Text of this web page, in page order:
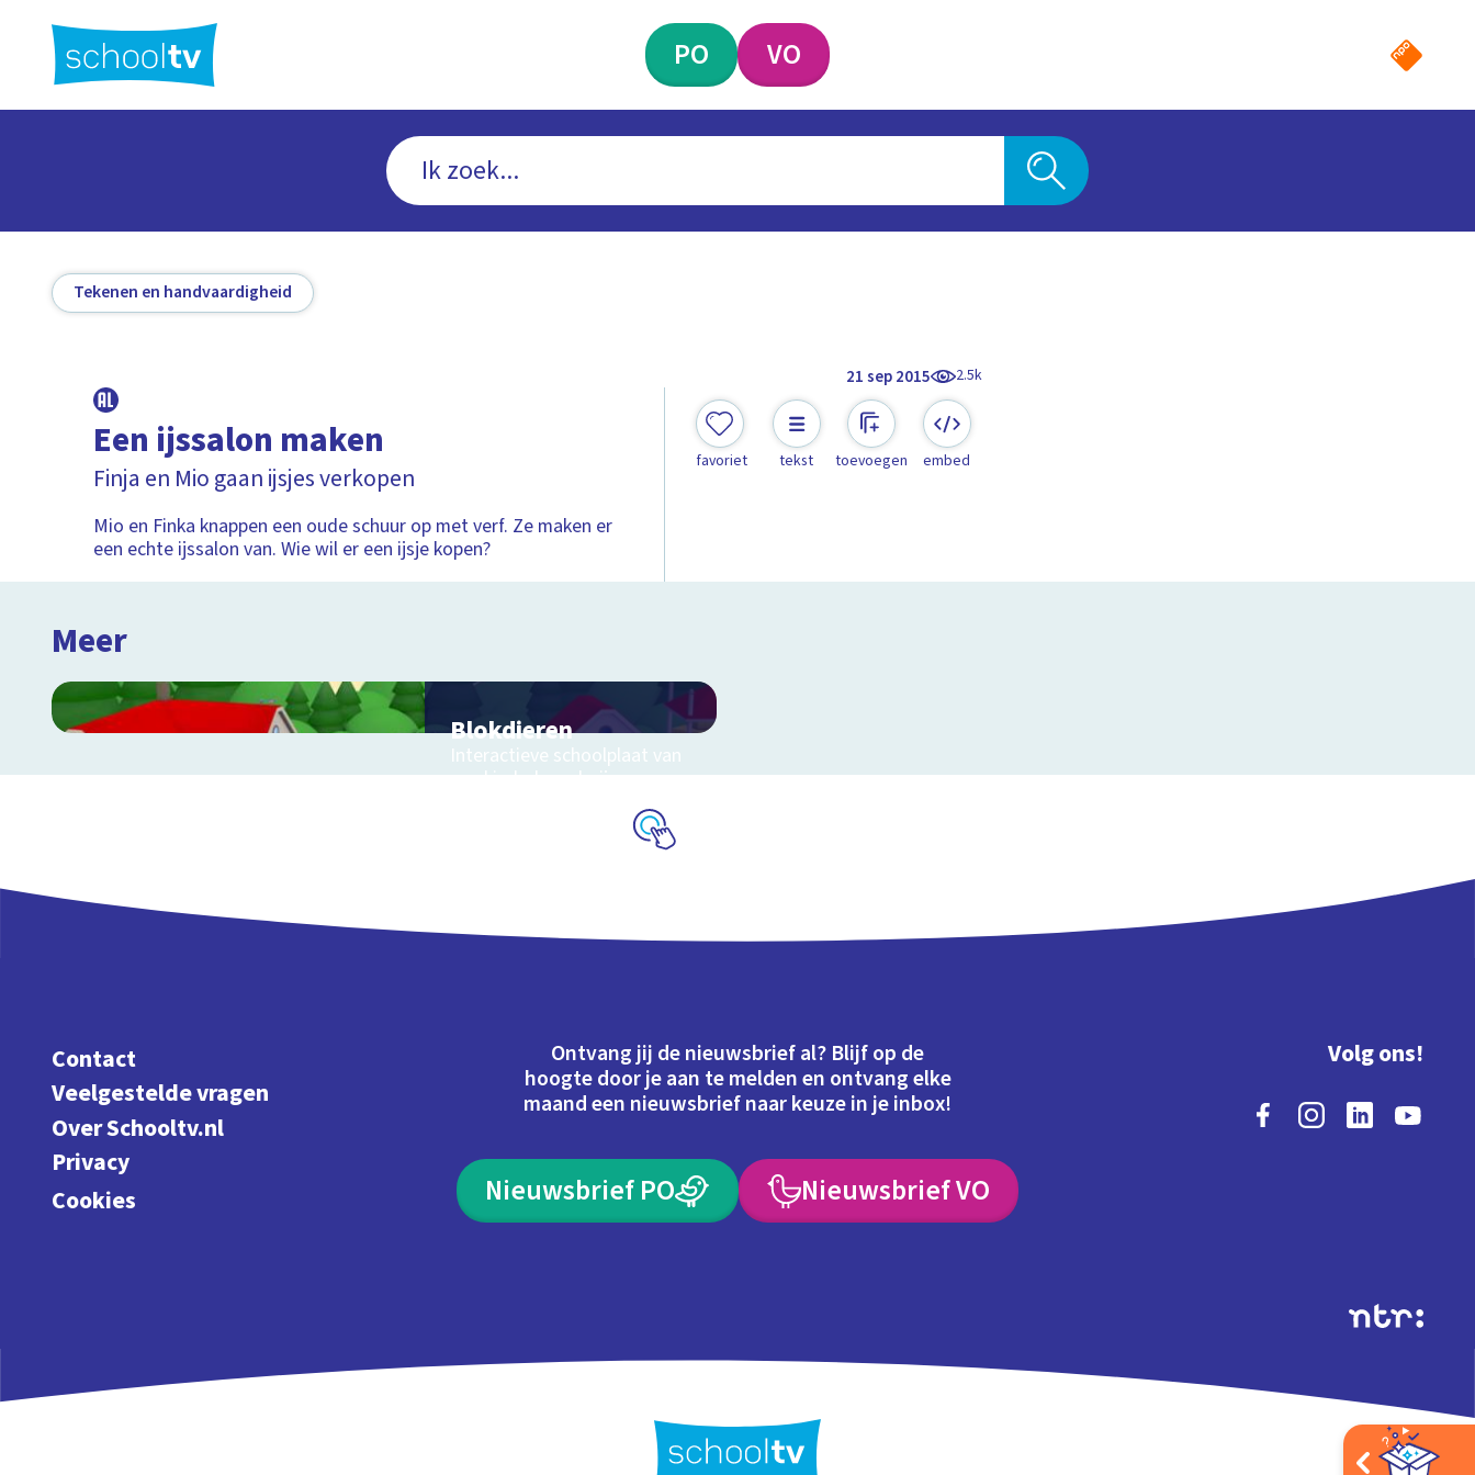
hoofdinhoud
PO VO
Tekenen en handvaardigheid
21 sep 2015 2.5k
Een ijssalon maken
Finja en Mio gaan ijsjes verkopen
Mio en Finka knappen een oude schuur op met verf. Ze maken er
een echte ijssalon van. Wie wil er een ijsje kopen?
favoriet tekst toevoegen embed
Meer
Blokdieren
Interactieve schoolplaat van
een kinderboerderij
Contact
Veelgestelde vragen
Over Schooltv.nl
Privacy
Cookies
Ontvang jij de nieuwsbrief al? Blijf op de
hoogte door je aan te melden en ontvang elke
maand een nieuwsbrief naar keuze in je inbox!
Nieuwsbrief PO Nieuwsbrief VO
Volg ons!
Extra's